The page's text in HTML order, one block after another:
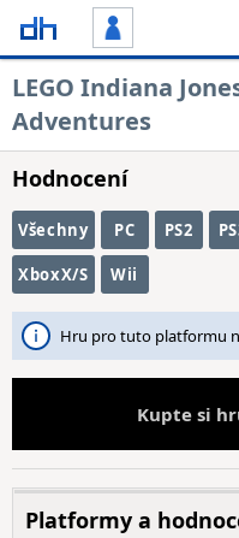
LEGO Indiana
Adventures
Hodnocení
Všechny PC PS2
XboxX/S Wii
Hru pro tuto platformu
Kupte si
Platformy a